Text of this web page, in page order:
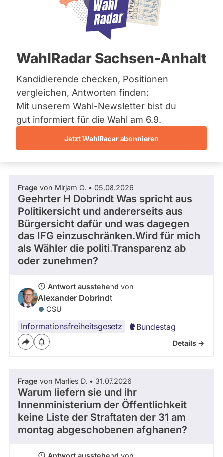
Bremen
Hamburg
Mecklenburg-Vorpommern
Nordrhein-Westfalen
Saarland
Sachsen
Sachsen-Anhalt
Schleswig-Holstein
Thüringen
Über uns
WahlRadar Sachsen-Anhalt
Kandidierende checken, Positionen
vergleichen, Antworten finden:
Mit unserem Wahl-Newsletter bist du
gut informiert für die Wahl am 6.9.
Jetzt WahlRadar abonnieren
d
©
S
e
f
n
t
c
h
r
CSU
Abgeordneter Bundestag 2025 - 2029
Wahlkreis
Wahlkreis
45,80
%
Wahlliste
Landesliste
107/ 364
Fragen beantwortet
Es
nur
Fragen
und
Antworten
welche
gestellt
wurden.
Solche
aus
vergangenen
Kandidaturen
und
Mandaten
werden
nicht
Abgeordneter Bundestag
Frage stellen
Fragen und Antworten
Frage von Mirjam O. • 05.08.2026
Geehrter H Dobrindt Was spricht aus
Politikersicht und andererseits aus
Bürgersicht dafür und was dagegen
das IFG einzuschränken.Wird für mich
als Wähler die politi.Transparenz ab
oder zunehmen?
Antwort ausstehend von
Alexander Dobrindt
CSU
Informationsfreiheitsgesetz Bundestag
Details ->
Frage von Marlies D. • 31.07.2026
Warum liefern sie und ihr
Innenministerium der Öffentlichkeit
keine Liste der Straftaten der 31 am
montag abgeschobenen afghanen?
Antwort ausstehend von